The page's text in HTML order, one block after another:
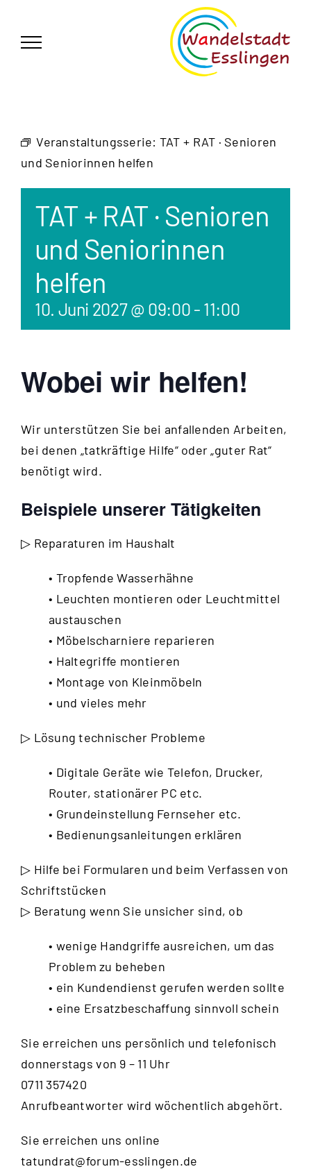
springen
Veranstaltungsserie: TAT + RAT · Senioren
und Seniorinnen helfen
TAT + RAT · Senioren
und Seniorinnen
helfen
10. Juni 2027 @ 09:00 - 11:00
Wobei wir helfen!
Wir unterstützen Sie bei anfallenden Arbeiten,
bei denen „tatkräftige Hilfe“ oder „guter Rat“
benötigt wird.
Beispiele unserer Tätigkeiten
▷ Reparaturen im Haushalt
• Tropfende Wasserhähne
• Leuchten montieren oder Leuchtmittel
austauschen
• Möbelscharniere reparieren
• Haltegriffe montieren
• Montage von Kleinmöbeln
• und vieles mehr
▷ Lösung technischer Probleme
• Digitale Geräte wie Telefon, Drucker,
Router, stationärer PC etc.
• Grundeinstellung Fernseher etc.
• Bedienungsanleitungen erklären
▷ Hilfe bei Formularen und beim Verfassen von
Schriftstücken
▷ Beratung wenn Sie unsicher sind, ob
• wenige Handgriffe ausreichen, um das
Problem zu beheben
• ein Kundendienst gerufen werden sollte
• eine Ersatzbeschaffung sinnvoll schein
Sie erreichen uns persönlich und telefonisch
donnerstags von 9 – 11 Uhr
0711 357420
Anrufbeantworter wird wöchentlich abgehört.
Sie erreichen uns online
tatundrat@forum-esslingen.de